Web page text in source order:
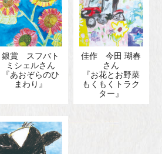
銀賞 スフバト
ミシェルさん
『あおぞらのひ
まわり』
佳作 今田 瑚春
さん
『お花とお野菜
もくもくトラク
ター』